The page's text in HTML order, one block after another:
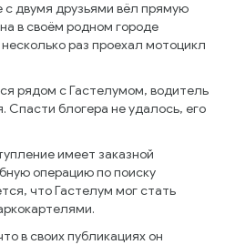
с двумя друзьями вёл прямую
в своём родном городе
раз проехал мотоцикл
рядом с Гастелумом, водитель
Спасти блогера не удалось, его
имеет заказной
операцию по поиску
что Гастелум мог стать
в своих публикациях он